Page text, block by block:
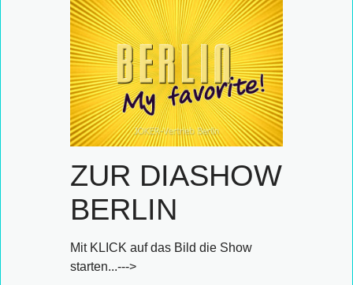
ZUR DIASHOW
BERLIN
Mit KLICK auf das Bild die Show
starten...--->